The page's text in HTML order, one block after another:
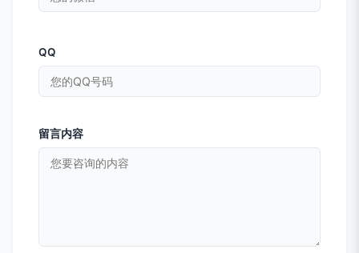
QQ
留言内容